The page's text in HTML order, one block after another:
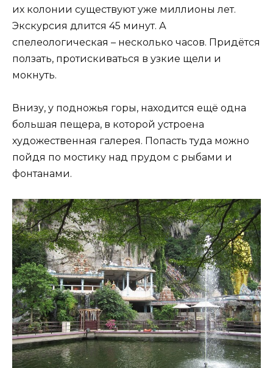
их колонии существуют уже миллионы лет.
Экскурсия длится 45 минут. А
спелеологическая – несколько часов. Придётся
ползать, протискиваться в узкие щели и
мокнуть.
Внизу, у подножья горы, находится ещё одна
большая пещера, в которой устроена
художественная галерея. Попасть туда можно
пойдя по мостику над прудом с рыбами и
фонтанами.